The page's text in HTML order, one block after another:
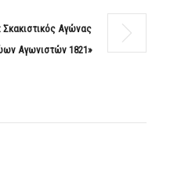
Σκακιστικός Αγώνας
Αγωνιστών 1821»